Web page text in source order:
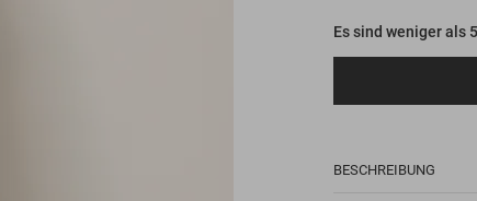
Es sind weniger als
BESCHREIBUNG